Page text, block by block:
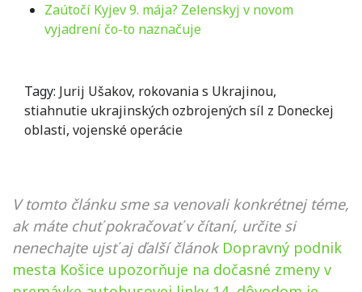
Zaútočí Kyjev 9. mája? Zelenskyj v novom
vyjadrení čo-to naznačuje
Tagy: Jurij Ušakov, rokovania s Ukrajinou,
stiahnutie ukrajinských ozbrojených síl z Doneckej
oblasti, vojenské operácie
V tomto článku sme sa venovali konkrétnej téme,
ak máte chuť pokračovať v čítaní, určite si
nenechajte ujsť aj ďalší článok Dopravný podnik
mesta Košice upozorňuje na dočasné zmeny v